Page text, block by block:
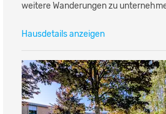
weitere Wanderungen zu
Hausdetails anzeigen